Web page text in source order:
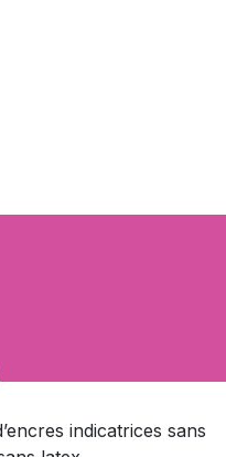
indicatrices sans